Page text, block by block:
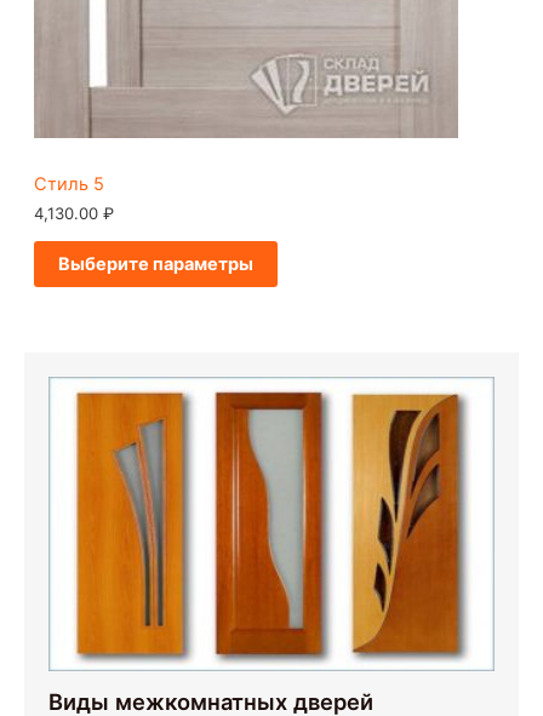
Стиль 5
4,130.00 ₽
Выберите параметры
Виды межкомнатных дверей